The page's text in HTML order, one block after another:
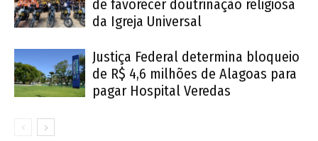
de favorecer doutrinação religiosa
da Igreja Universal
Justiça Federal determina bloqueio
de R$ 4,6 milhões de Alagoas para
pagar Hospital Veredas